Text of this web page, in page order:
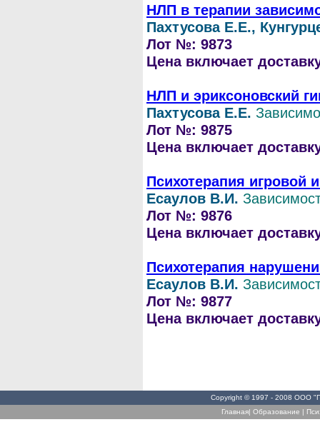
НЛП в терапии
Пахтусова Е.Е.,
Лот №: 9873
Цена включает
НЛП и эриксоновский
Пахтусова Е.Е.
Лот №: 9875
Цена включает
Психотерапия игровой
Есаулов В.И.
Лот №: 9876
Цена включает
Психотерапия
Есаулов В.И.
Лот №: 9877
Цена включает
Copyright © 1997 - 2008 ООО
Главная| Образование |